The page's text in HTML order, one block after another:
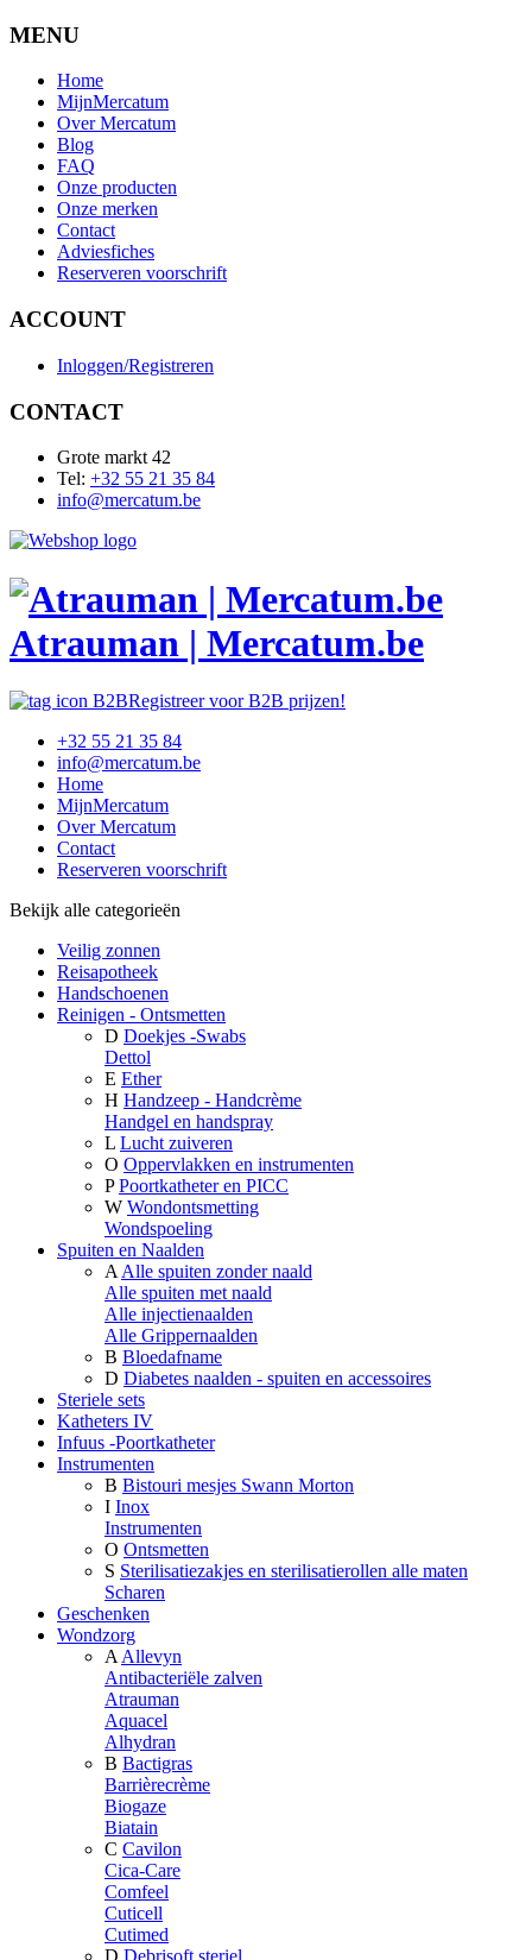
MENU
Home
MijnMercatum
Over Mercatum
Blog
FAQ
Onze producten
Onze merken
Contact
Adviesfiches
Reserveren voorschrift
ACCOUNT
Inloggen/Registreren
CONTACT
Grote markt 42
Tel: +32 55 21 35 84
info@mercatum.be
Atrauman | Mercatum.be
Registreer voor B2B prijzen!
+32 55 21 35 84
info@mercatum.be
Home
MijnMercatum
Over Mercatum
Contact
Reserveren voorschrift
Bekijk alle categorieën
Veilig zonnen
Reisapotheek
Handschoenen
Reinigen - Ontsmetten
D Doekjes -Swabs
Dettol
E Ether
H Handzeep - Handcrème
Handgel en handspray
L Lucht zuiveren
O Oppervlakken en instrumenten
P Poortkatheter en PICC
W Wondontsmetting
Wondspoeling
Spuiten en Naalden
A Alle spuiten zonder naald
Alle spuiten met naald
Alle injectienaalden
Alle Grippernaalden
B Bloedafname
D Diabetes naalden - spuiten en accessoires
Steriele sets
Katheters IV
Infuus -Poortkatheter
Instrumenten
B Bistouri mesjes Swann Morton
I Inox
Instrumenten
O Ontsmetten
S Sterilisatiezakjes en sterilisatierollen alle maten
Scharen
Geschenken
Wondzorg
A Allevyn
Antibacteriële zalven
Atrauman
Aquacel
Alhydran
B Bactigras
Barrièrecrème
Biogaze
Biatain
C Cavilon
Cica-Care
Comfeel
Cuticell
Cutimed